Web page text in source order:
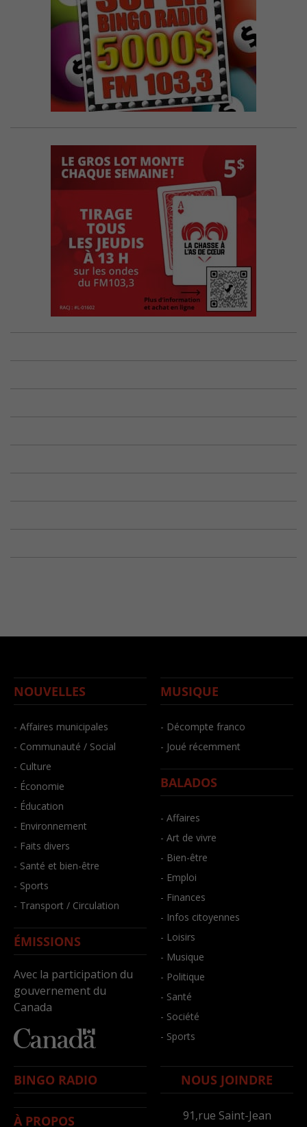
NOUVELLES
- Affaires municipales
- Communauté / Social
- Culture
- Économie
- Éducation
- Environnement
- Faits divers
- Santé et bien-être
- Sports
- Transport / Circulation
ÉMISSIONS
Avec la participation du
gouvernement du
Canada
MUSIQUE
- Décompte franco
- Joué récemment
BALADOS
- Affaires
- Art de vivre
- Bien-être
- Emploi
- Finances
- Infos citoyennes
- Loisirs
- Musique
- Politique
- Santé
- Société
- Sports
BINGO RADIO
À PROPOS
NOUS JOINDRE
91,rue Saint-Jean